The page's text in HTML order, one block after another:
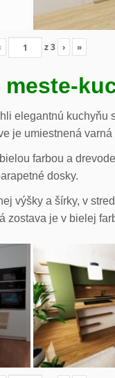
z3 › »
elegantnú kuchyňu
je umiestnená
farbou a
dosky.
výšky a šírky, v
zostava je v bielej